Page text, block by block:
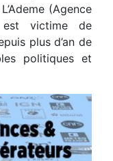
(Agence
victime de
plus d’an de
politiques et